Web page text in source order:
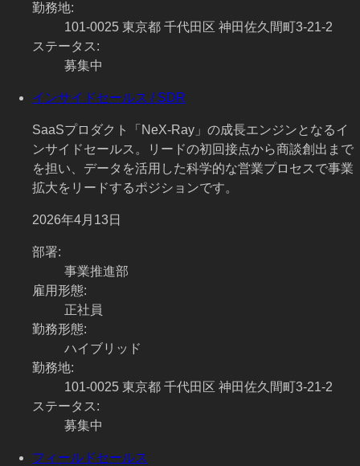
勤務地:
101-0025 東京都 千代田区 神田佐久間町3-21-2
ステータス:
募集中
インサイドセールス / SDR
SaaSプロダクト「NeX-Ray」の成長エンジンとなるイ
ンサイドセールス。リードの初回接点から商談創出まで
を担い、データを活用した科学的な営業プロセスで事業
拡大をリードするポジションです。
2026年4月13日
部署:
事業推進部
雇用形態:
正社員
勤務形態:
ハイブリッド
勤務地:
101-0025 東京都 千代田区 神田佐久間町3-21-2
ステータス:
募集中
フィールドセールス